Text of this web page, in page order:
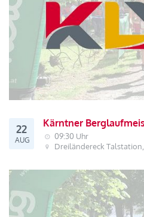
22
AUG
Kärntner
09:30 Uhr
Dreiländereck